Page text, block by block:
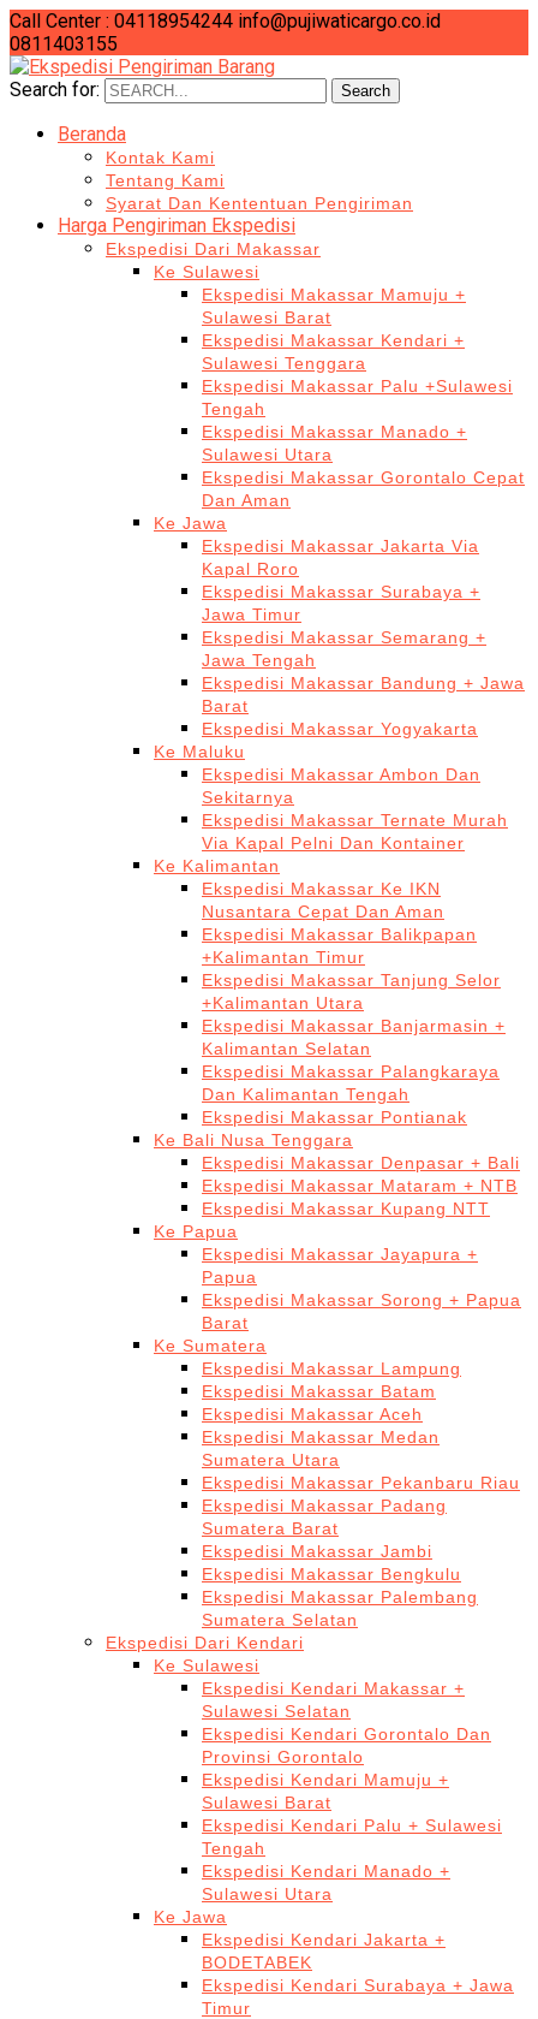
Call Center : 04118954244 info@pujiwaticargo.co.id
0811403155
Search for:
Search
Beranda
Kontak Kami
Tentang Kami
Syarat Dan Kententuan Pengiriman
Harga Pengiriman Ekspedisi
Ekspedisi Dari Makassar
Ke Sulawesi
Ekspedisi Makassar Mamuju +
Sulawesi Barat
Ekspedisi Makassar Kendari +
Sulawesi Tenggara
Ekspedisi Makassar Palu +Sulawesi
Tengah
Ekspedisi Makassar Manado +
Sulawesi Utara
Ekspedisi Makassar Gorontalo Cepat
Dan Aman
Ke Jawa
Ekspedisi Makassar Jakarta Via
Kapal Roro
Ekspedisi Makassar Surabaya +
Jawa Timur
Ekspedisi Makassar Semarang +
Jawa Tengah
Ekspedisi Makassar Bandung + Jawa
Barat
Ekspedisi Makassar Yogyakarta
Ke Maluku
Ekspedisi Makassar Ambon Dan
Sekitarnya
Ekspedisi Makassar Ternate Murah
Via Kapal Pelni Dan Kontainer
Ke Kalimantan
Ekspedisi Makassar Ke IKN
Nusantara Cepat Dan Aman
Ekspedisi Makassar Balikpapan
+Kalimantan Timur
Ekspedisi Makassar Tanjung Selor
+Kalimantan Utara
Ekspedisi Makassar Banjarmasin +
Kalimantan Selatan
Ekspedisi Makassar Palangkaraya
Dan Kalimantan Tengah
Ekspedisi Makassar Pontianak
Ke Bali Nusa Tenggara
Ekspedisi Makassar Denpasar + Bali
Ekspedisi Makassar Mataram + NTB
Ekspedisi Makassar Kupang NTT
Ke Papua
Ekspedisi Makassar Jayapura +
Papua
Ekspedisi Makassar Sorong + Papua
Barat
Ke Sumatera
Ekspedisi Makassar Lampung
Ekspedisi Makassar Batam
Ekspedisi Makassar Aceh
Ekspedisi Makassar Medan
Sumatera Utara
Ekspedisi Makassar Pekanbaru Riau
Ekspedisi Makassar Padang
Sumatera Barat
Ekspedisi Makassar Jambi
Ekspedisi Makassar Bengkulu
Ekspedisi Makassar Palembang
Sumatera Selatan
Ekspedisi Dari Kendari
Ke Sulawesi
Ekspedisi Kendari Makassar +
Sulawesi Selatan
Ekspedisi Kendari Gorontalo Dan
Provinsi Gorontalo
Ekspedisi Kendari Mamuju +
Sulawesi Barat
Ekspedisi Kendari Palu + Sulawesi
Tengah
Ekspedisi Kendari Manado +
Sulawesi Utara
Ke Jawa
Ekspedisi Kendari Jakarta +
BODETABEK
Ekspedisi Kendari Surabaya + Jawa
Timur